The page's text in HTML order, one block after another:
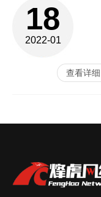
公司网站制作
18
2022-01
查看详细
31
查看详细
08
2020-01
07
2020-01
22
2020-05
16
2020-01